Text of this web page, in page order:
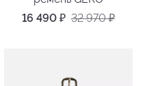
16 490 ₽ 32 970₽